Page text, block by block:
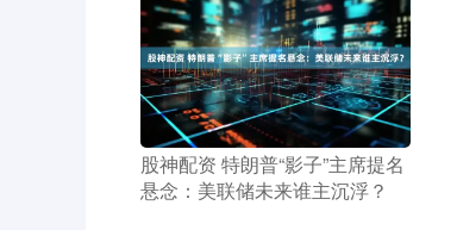
​股神配资 特朗普“影子”主席提名
悬念：美联储未来谁主沉浮？